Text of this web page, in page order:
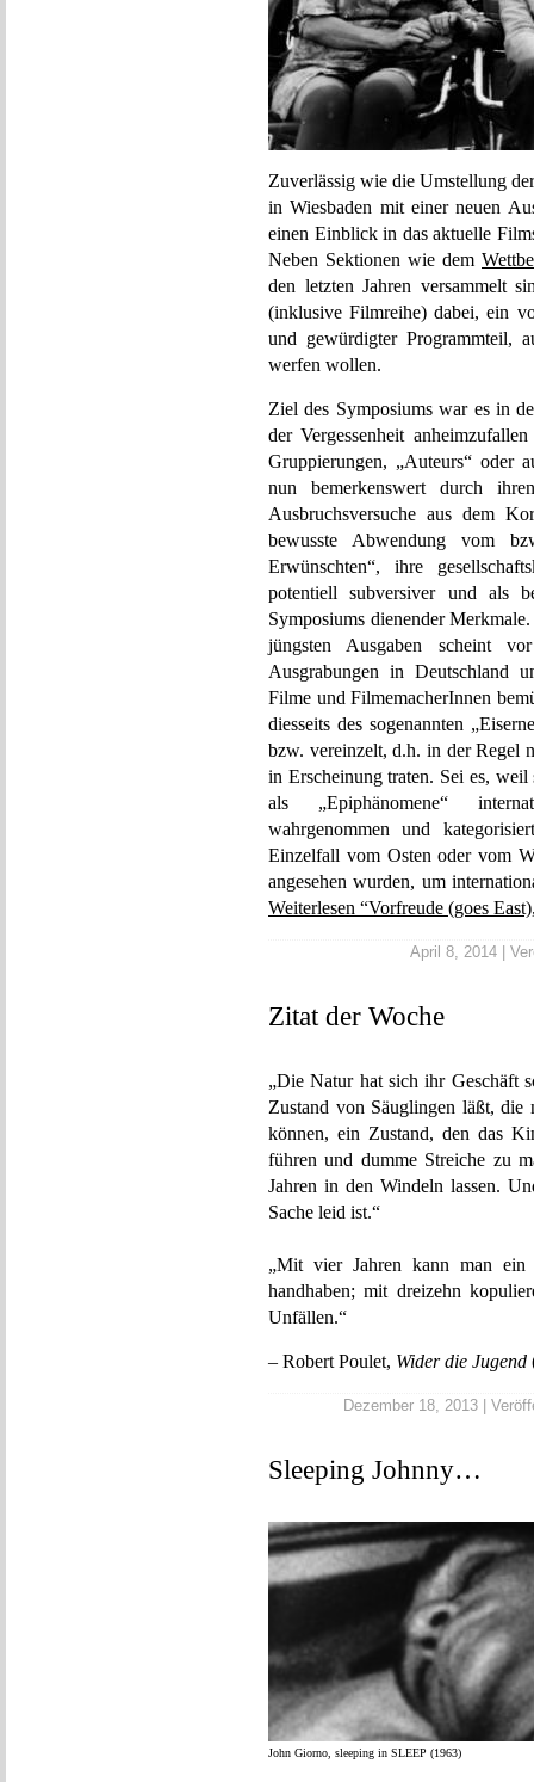
Zuverlässig wie die Umstellung
in Wiesbaden mit einer neuen
einen Einblick in das aktuelle
Neben Sektionen wie dem
den letzten Jahren versammelt
(inklusive Filmreihe) dabei, ein
und gewürdigter Programmteil,
werfen wollen.
Ziel des Symposiums war es in
der Vergessenheit
Gruppierungen, „Auteurs“ oder
nun bemerkenswert durch
Ausbruchsversuche aus dem
bewusste Abwendung vom
Erwünschten“, ihre
potentiell subversiver und als
Symposiums dienender
jüngsten Ausgaben scheint
Ausgrabungen in Deutschland
Filme und FilmemacherInnen
diesseits des sogenannten
bzw. vereinzelt, d.h. in der Regel
in Erscheinung traten. Sei es,
als „Epiphänomene“
wahrgenommen und
Einzelfall vom Osten oder vom
angesehen wurden, um
Weiterlesen “Vorfreude (goes
April 8, 2014 |
Zitat der Woche
„Die Natur hat sich ihr Geschäft
Zustand von Säuglingen läßt,
können, ein Zustand, den das
führen und dumme Streiche zu
Jahren in den Windeln lassen.
Sache leid ist.“
„Mit vier Jahren kann man ein
handhaben; mit dreizehn
Unfällen.“
– Robert Poulet, Wider die Jugend
Dezember 18, 2013 |
Sleeping Johnny…
John Giorno, sleeping in SLEEP (1963)